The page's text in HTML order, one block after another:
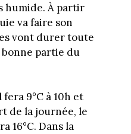
humide. À partir
va faire son
vont durer toute
partie du
9°C à 10h et
de la journée, le
16°C. Dans la